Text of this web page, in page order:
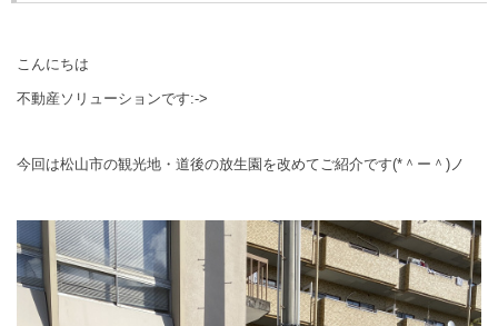
こんにちは
不動産ソリューションです:->
今回は松山市の観光地・道後の放生園を改めてご紹介です(*＾ー＾)ノ